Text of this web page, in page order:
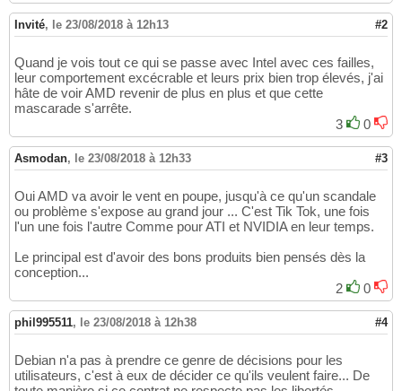
Invité, le 23/08/2018 à 12h13 #2
Quand je vois tout ce qui se passe avec Intel avec ces failles,
leur comportement excécrable et leurs prix bien trop élevés, j'ai
hâte de voir AMD revenir de plus en plus et que cette
mascarade s'arrête.
3
0
Asmodan, le 23/08/2018 à 12h33 #3
Oui AMD va avoir le vent en poupe, jusqu'à ce qu'un scandale
ou problème s'expose au grand jour ... C'est Tik Tok, une fois
l'un une fois l'autre Comme pour ATI et NVIDIA en leur temps.
Le principal est d'avoir des bons produits bien pensés dès la
conception...
2
0
phil995511, le 23/08/2018 à 12h38 #4
Debian n'a pas à prendre ce genre de décisions pour les
utilisateurs, c'est à eux de décider ce qu'ils veulent faire... De